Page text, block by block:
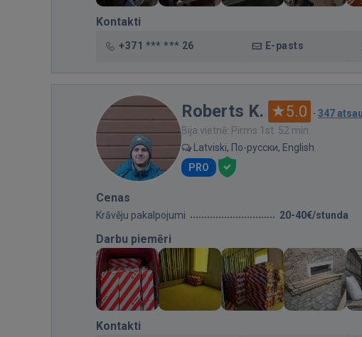
Kontakti
+371 *** *** 26 E-pasts
Roberts K. 5.0 · 347
Bija vietnē: Pirms 1st. 52 min.
Latviski, По-русски, English
PRO
Cenas
Krāvēju pakalpojumi 20-40€/stunda
Darbu piemēri
Kontakti